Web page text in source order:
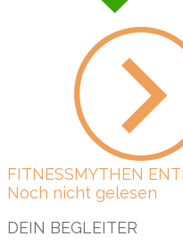
FITNESSMYTHEN
Noch nicht gelesen
DEIN BEGLEITER